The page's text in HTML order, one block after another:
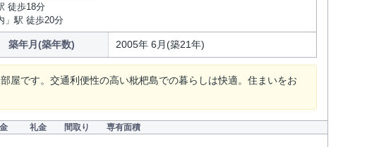
徒歩18分
」駅 徒歩20分
築年月(築年数) 2005年 6月(築21年)
屋です。交通利便性の高い枇杷島での暮らしは快適。住まいをお
礼金 間取り 専有面積